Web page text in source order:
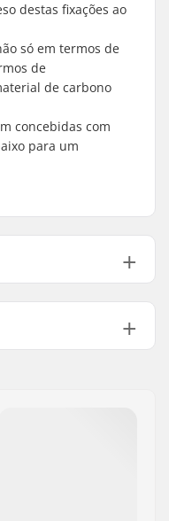
destas fixações ao
só em termos de
de
de carbono
concebidas com
para um
(NNN)